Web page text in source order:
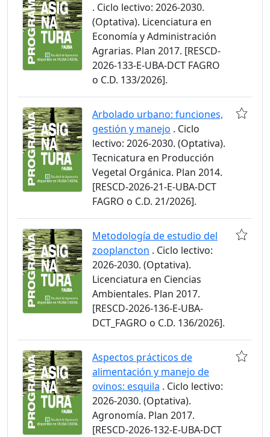
. Ciclo lectivo: 2026-2030.
(Optativa). Licenciatura en
Economía y Administración
Agrarias. Plan 2017. [RESCD-
2026-133-E-UBA-DCT FAGRO
o C.D. 133/2026].
Arbolado urbano: funciones,
gestión y manejo . Ciclo
lectivo: 2026-2030. (Optativa).
Tecnicatura en Producción
Vegetal Orgánica. Plan 2014.
[RESCD-2026-21-E-UBA-DCT
FAGRO o C.D. 21/2026].
Metodología de estudio del
zooplancton . Ciclo lectivo:
2026-2030. (Optativa).
Licenciatura en Ciencias
Ambientales. Plan 2017.
[RESCD-2026-136-E-UBA-
DCT_FAGRO o C.D. 136/2026].
Aspectos prácticos de
alimentación y manejo de
ovinos: esquila . Ciclo lectivo:
2026-2030. (Optativa).
Agronomía. Plan 2017.
[RESCD-2026-132-E-UBA-DCT